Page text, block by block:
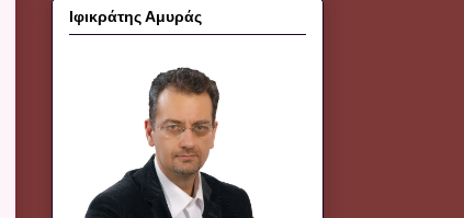
Ιφικράτης Αμυράς